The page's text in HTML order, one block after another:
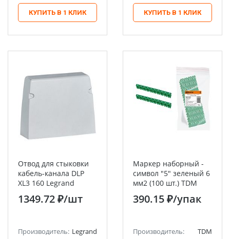
КУПИТЬ В 1 КЛИК КУПИТЬ В 1 КЛИК
Отвод для стыковки
кабель-канала DLP
XL3 160 Legrand
1349.72 ₽/шт
Производитель: Legrand
Маркер наборный -
символ "5" зеленый 6
мм2 (100 шт.) TDM
390.15 ₽/упак
Производитель:
TDM